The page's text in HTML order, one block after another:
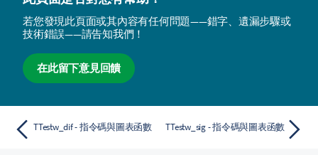
若您發現此頁面或其內容有任何問題——錯字、遺漏步驟或
技術錯誤——請告知我們！
在此留下意見回饋
TTestw_dif - 指令碼與圖表函數 TTestw_sig - 指令碼與圖表函數